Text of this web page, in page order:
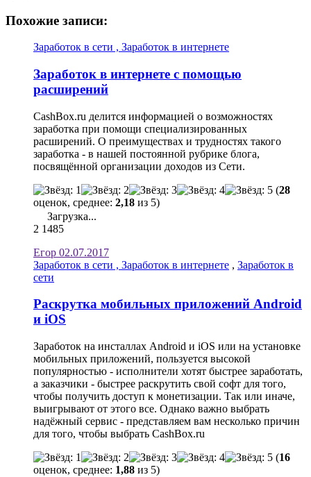
Похожие записи:
Заработок в сети , Заработок в интернете
Заработок в интернете с помощью
расширений
CashBox.ru делится информацией о возможностях
заработка при помощи специализированных
расширений. О преимуществах и трудностях такого
заработка - в нашей постоянной рубрике блога,
посвящённой организации доходов из Сети.
(28
оценок, среднее: 2,18 из 5)
Загрузка...
2 1485
Егор 02.07.2017
Заработок в сети , Заработок в интернете , Заработок в
сети
Раскрутка мобильных приложений Android
и iOS
Заработок на инсталлах Android и iOS или на установке
мобильных приложений, пользуется высокой
популярностью - исполнители хотят быстрее заработать,
а заказчики - быстрее раскрутить свой софт для того,
чтобы получить доступ к монетизации. Так или иначе,
выигрывают от этого все. Однако важно выбрать
надёжный сервис - представляем вам несколько причин
для того, чтобы выбрать CashBox.ru
(16
оценок, среднее: 1,88 из 5)